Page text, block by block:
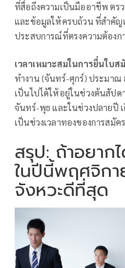
ที่สื่อถึงความเป็นมืออาชีพ ตร
และข้อมูลให้ครบถ้วน ที่สำคัญ
ประสบการณ์ที่ตรงความต้อง
เวลาเหมาะสมในการยื่นใบส
ทำงาน (จันทร์-ศุกร์) ประมาณ
เป็นไปได้ให้อยู่ในช่วงต้นสัปด
จันทร์-พุธ และในช่วงปลายปี
เป็นช่วงเวลาทองของการสมัค
สรุป: ถ้าอยาก
ในปีนี้พฤศจิก
จังหวะดีที่สุด